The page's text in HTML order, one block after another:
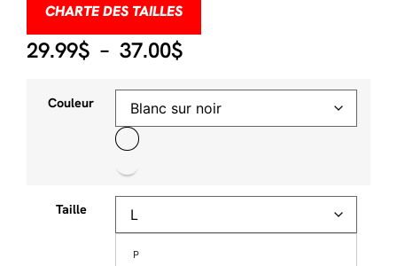
CHARTE DES TAILLES
29.99$ – 37.00$
Couleur
Taille
P